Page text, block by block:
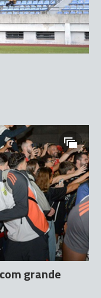
grande